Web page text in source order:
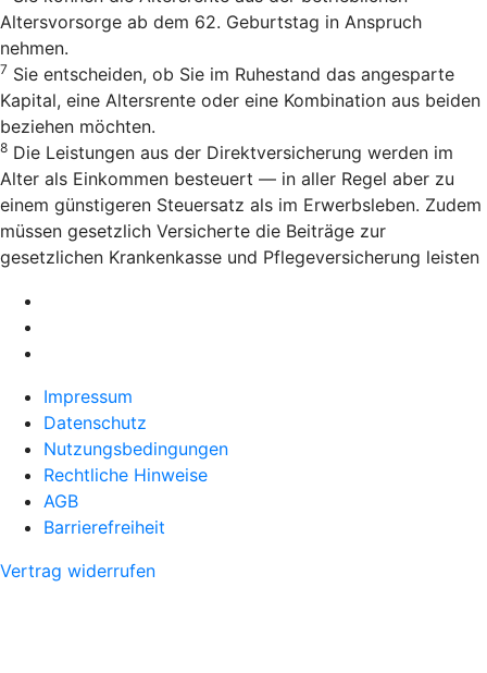
Altersvorsorge ab dem 62. Geburtstag in Anspruch
nehmen.
7 Sie entscheiden, ob Sie im Ruhestand das angesparte
Kapital, eine Altersrente oder eine Kombination aus beiden
beziehen möchten.
8 Die Leistungen aus der Direktversicherung werden im
Alter als Einkommen besteuert — in aller Regel aber zu
einem günstigeren Steuersatz als im Erwerbsleben. Zudem
müssen gesetzlich Versicherte die Beiträge zur
gesetzlichen Krankenkasse und Pflegeversicherung leisten
Impressum
Datenschutz
Nutzungsbedingungen
Rechtliche Hinweise
AGB
Barrierefreiheit
Vertrag widerrufen